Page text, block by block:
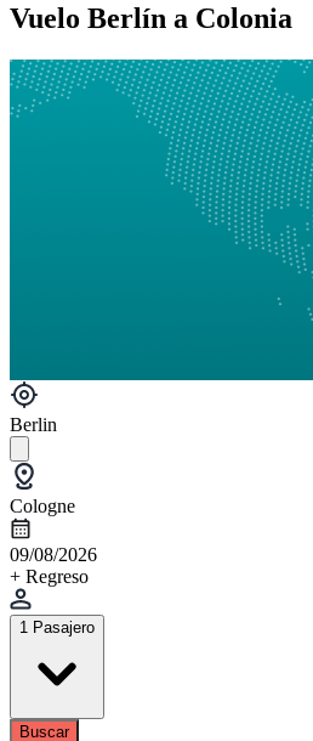
Vuelo Berlín a Colonia
Berlin
Cologne
09/08/2026
+ Regreso
1 Pasajero
Buscar